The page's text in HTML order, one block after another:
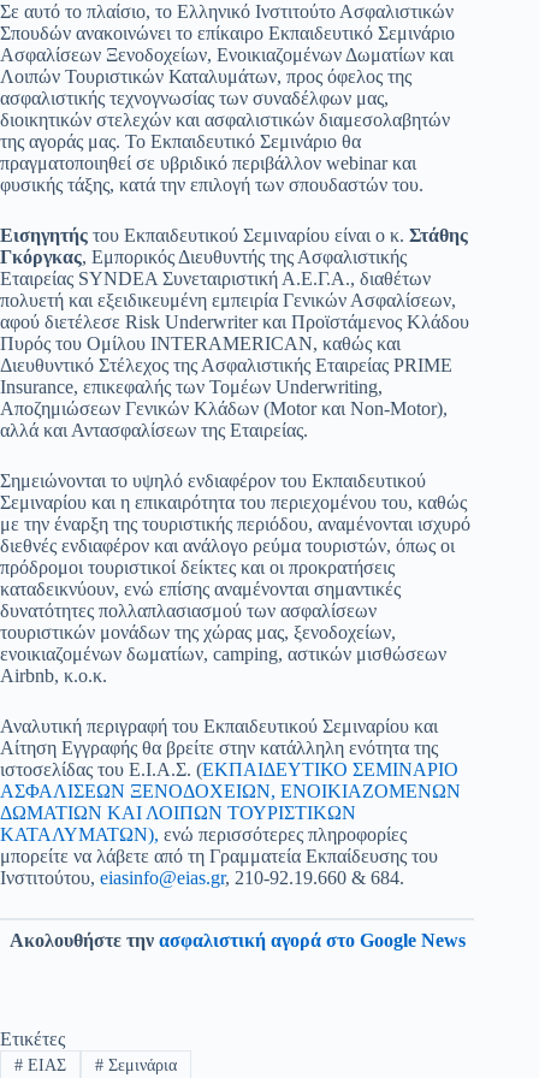
Σε αυτό το πλαίσιο, το Ελληνικό Ινστιτούτο Ασφαλιστικών
Σπουδών ανακοινώνει το επίκαιρο Εκπαιδευτικό Σεμινάριο
Ασφαλίσεων Ξενοδοχείων, Ενοικιαζομένων Δωματίων και
Λοιπών Τουριστικών Καταλυμάτων, προς όφελος της
ασφαλιστικής τεχνογνωσίας των συναδέλφων μας,
διοικητικών στελεχών και ασφαλιστικών διαμεσολαβητών
της αγοράς μας. Το Εκπαιδευτικό Σεμινάριο θα
πραγματοποιηθεί σε υβριδικό περιβάλλον webinar και
φυσικής τάξης, κατά την επιλογή των σπουδαστών του.
Εισηγητής του Εκπαιδευτικού Σεμιναρίου είναι ο κ. Στάθης
Γκόργκας, Εμπορικός Διευθυντής της Ασφαλιστικής
Εταιρείας SYNDEA Συνεταιριστική Α.Ε.Γ.Α., διαθέτων
πολυετή και εξειδικευμένη εμπειρία Γενικών Ασφαλίσεων,
αφού διετέλεσε Risk Underwriter και Προϊστάμενος Κλάδου
Πυρός του Ομίλου INTERAMERICAN, καθώς και
Διευθυντικό Στέλεχος της Ασφαλιστικής Εταιρείας PRIME
Insurance, επικεφαλής των Τομέων Underwriting,
Αποζημιώσεων Γενικών Κλάδων (Motor και Non-Motor),
αλλά και Αντασφαλίσεων της Εταιρείας.
Σημειώνονται το υψηλό ενδιαφέρον του Εκπαιδευτικού
Σεμιναρίου και η επικαιρότητα του περιεχομένου του, καθώς
με την έναρξη της τουριστικής περιόδου, αναμένονται ισχυρό
διεθνές ενδιαφέρον και ανάλογο ρεύμα τουριστών, όπως οι
πρόδρομοι τουριστικοί δείκτες και οι προκρατήσεις
καταδεικνύουν, ενώ επίσης αναμένονται σημαντικές
δυνατότητες πολλαπλασιασμού των ασφαλίσεων
τουριστικών μονάδων της χώρας μας, ξενοδοχείων,
ενοικιαζομένων δωματίων, camping, αστικών μισθώσεων
Airbnb, κ.ο.κ.
Αναλυτική περιγραφή του Εκπαιδευτικού Σεμιναρίου και
Αίτηση Εγγραφής θα βρείτε στην κατάλληλη ενότητα της
ιστοσελίδας του Ε.Ι.Α.Σ. (ΕΚΠΑΙΔΕΥΤΙΚΟ ΣΕΜΙΝΑΡΙΟ
ΑΣΦΑΛΙΣΕΩΝ ΞΕΝΟΔΟΧΕΙΩΝ, ΕΝΟΙΚΙΑΖΟΜΕΝΩΝ
ΔΩΜΑΤΙΩΝ ΚΑΙ ΛΟΙΠΩΝ ΤΟΥΡΙΣΤΙΚΩΝ
ΚΑΤΑΛΥΜΑΤΩΝ), ενώ περισσότερες πληροφορίες
μπορείτε να λάβετε από τη Γραμματεία Εκπαίδευσης του
Ινστιτούτου, eiasinfo@eias.gr, 210-92.19.660 & 684.
Ακολουθήστε την ασφαλιστική αγορά στο Google News
Ετικέτες
#ΕΙΑΣ #Σεμινάρια